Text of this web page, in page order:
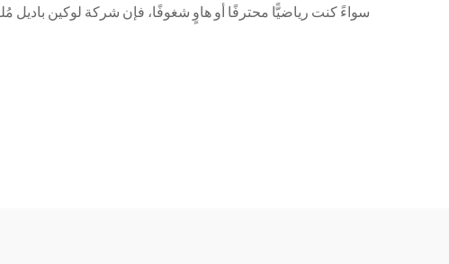
سواءً كنت رياضيًّا محترفًا أو هاوٍ شغوفًا، فإن شركة لوكين باديل